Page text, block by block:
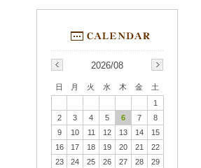
2026/08
日 月 火 水 木 金
土
1
2
3 4 5 6 7
8
9
10 11 12 13 14
15
16
17 18 19 20 21
22
23
24 25 26 27 28
29